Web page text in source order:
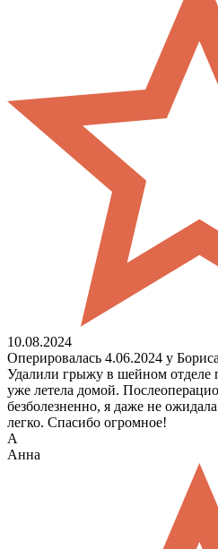
10.08.2024
Оперировалась 4.06.2024 у
Удалили грыжу в шейном отделе
уже летела домой.
безболезненно, я даже не
легко. Спасибо огромное!
А
Анна